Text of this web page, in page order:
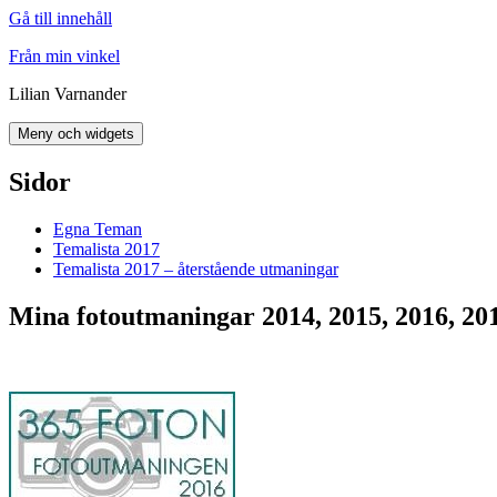
Gå till innehåll
Från min vinkel
Lilian Varnander
Meny och widgets
Sidor
Egna Teman
Temalista 2017
Temalista 2017 – återstående utmaningar
Mina fotoutmaningar 2014, 2015, 2016,